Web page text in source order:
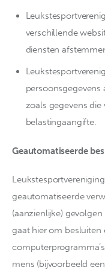
verschillende
diensten
zoals gegevens
belastingaangifte.
Geautomatiseerde
geautomatiseerde
(aanzienlijke)
gaat hier om
mens (bijvoorbeeld